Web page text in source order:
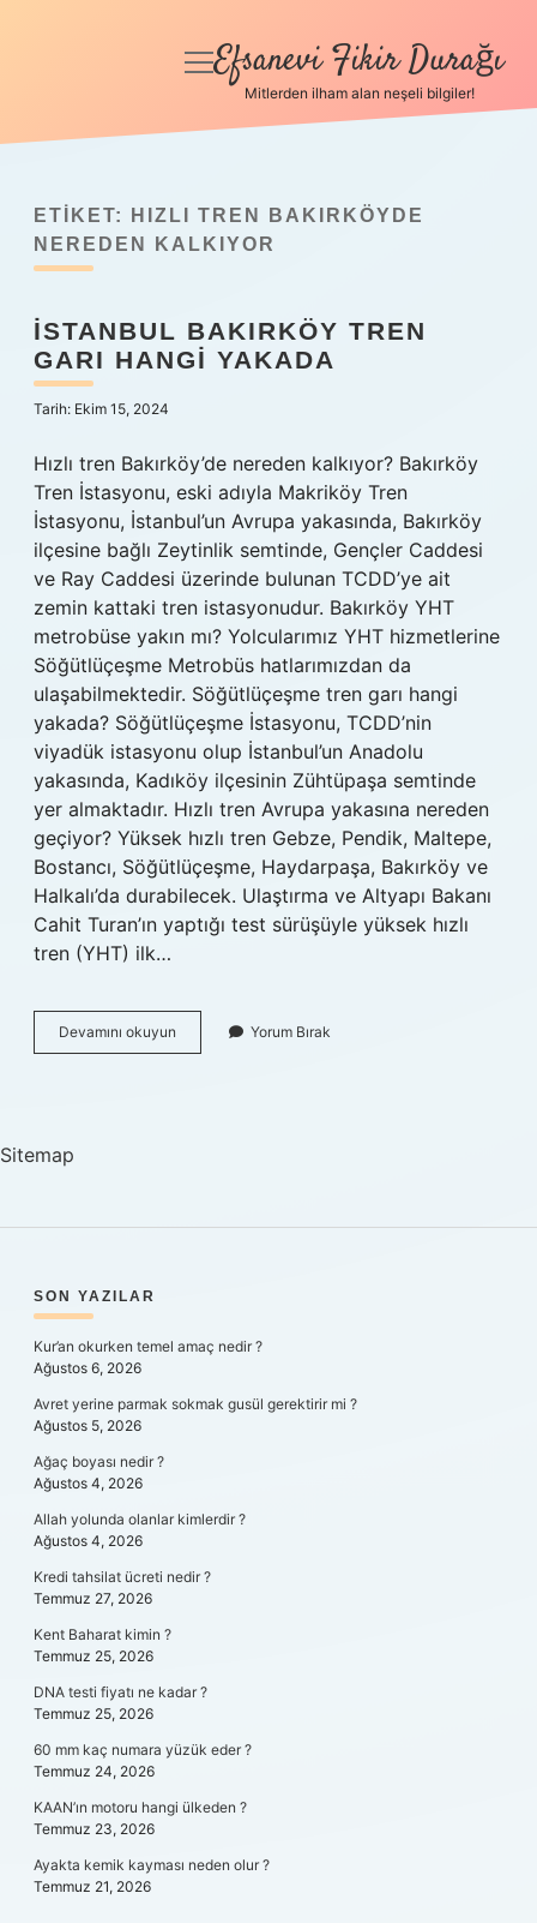
Anasayfa
Yasal Uyarı
menüyü
Efsanevi Fikir Durağı
Mitlerden ilham alan neşeli bilgiler!
ETIKET:
HIZLI TREN BAKIRKÖYDE
NEREDEN KALKIYOR
İSTANBUL BAKIRKÖY TREN
GARI HANGI YAKADA
Tarih: Ekim 15, 2024
Hızlı tren Bakırköy’de nereden kalkıyor? Bakırköy
Tren İstasyonu, eski adıyla Makriköy Tren
İstasyonu, İstanbul’un Avrupa yakasında, Bakırköy
ilçesine bağlı Zeytinlik semtinde, Gençler Caddesi
ve Ray Caddesi üzerinde bulunan TCDD’ye ait
zemin kattaki tren istasyonudur. Bakırköy YHT
metrobüse yakın mı? Yolcularımız YHT hizmetlerine
Söğütlüçeşme Metrobüs hatlarımızdan da
ulaşabilmektedir. Söğütlüçeşme tren garı hangi
yakada? Söğütlüçeşme İstasyonu, TCDD’nin
viyadük istasyonu olup İstanbul’un Anadolu
yakasında, Kadıköy ilçesinin Zühtüpaşa semtinde
yer almaktadır. Hızlı tren Avrupa yakasına nereden
geçiyor? Yüksek hızlı tren Gebze, Pendik, Maltepe,
Bostancı, Söğütlüçeşme, Haydarpaşa, Bakırköy ve
Halkalı’da durabilecek. Ulaştırma ve Altyapı Bakanı
Cahit Turan’ın yaptığı test sürüşüyle ​​yüksek hızlı
tren (YHT) ilk…
Devamını okuyun İStanbul
Bakırköy
Yorum Bırak
Sitemap
SIDEBAR
SON YAZILAR
Kur’an okurken temel amaç nedir ?
Ağustos 6, 2026
Avret yerine parmak sokmak gusül gerektirir mi ?
Ağustos 5, 2026
Ağaç boyası nedir ?
Ağustos 4, 2026
Allah yolunda olanlar kimlerdir ?
Ağustos 4, 2026
Kredi tahsilat ücreti nedir ?
Temmuz 27, 2026
Kent Baharat kimin ?
Temmuz 25, 2026
DNA testi fiyatı ne kadar ?
Temmuz 25, 2026
60 mm kaç numara yüzük eder ?
Temmuz 24, 2026
KAAN’ın motoru hangi ülkeden ?
Temmuz 23, 2026
Ayakta kemik kayması neden olur ?
Temmuz 21, 2026